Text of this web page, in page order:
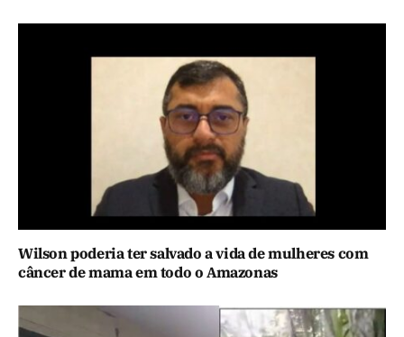
Wilson poderia ter salvado a vida de mulheres com
câncer de mama em todo o Amazonas